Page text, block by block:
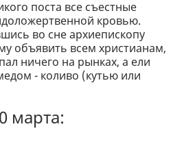
поста все съестные
кровью.
во сне архиепископу
объявить всем христианам,
ничего на рынках, а ели
- коливо (кутью или
марта: